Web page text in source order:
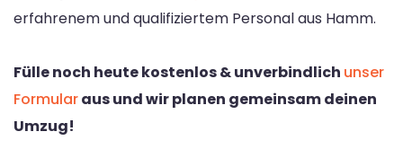
erfahrenem und qualifiziertem Personal aus Hamm.
Fülle noch heute kostenlos & unverbindlich unser
Formularaus und wir planen gemeinsam deinen
Umzug!